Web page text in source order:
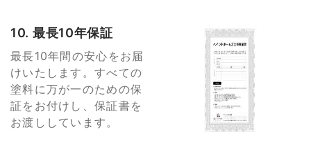
10. 最長10年保証
最長10年間の安心をお届
けいたします。すべての
塗料に万が一のための保
証をお付けし、保証書を
お渡ししています。